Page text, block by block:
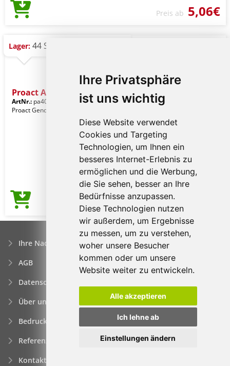
Ihre Privatsphäre
ist uns wichtig
Diese Website verwendet
Cookies und Targeting
Technologien, um Ihnen ein
besseres Internet-Erlebnis zu
ermöglichen und die Werbung,
die Sie sehen, besser an Ihre
Bedürfnisse anzupassen.
Diese Technologien nutzen
wir außerdem, um Ergebnisse
zu messen, um zu verstehen,
woher unsere Besucher
kommen oder um unsere
Website weiter zu entwickeln.
Alle akzeptieren
Ich lehne ab
Einstellungen ändern
Preis ab 5,06€
Lager: 44 St.
Proact Adults' Bicolour S
ArtNr.: pa4023bl-sye-xsBlack
Proact Gender: Unisex-Kleidung
Preis ab
Ihre Nachfrage
AGB
Datenschutzerklärung
Über uns
Bedrucken von Werbeartikeln
Referenzen
Kontakt